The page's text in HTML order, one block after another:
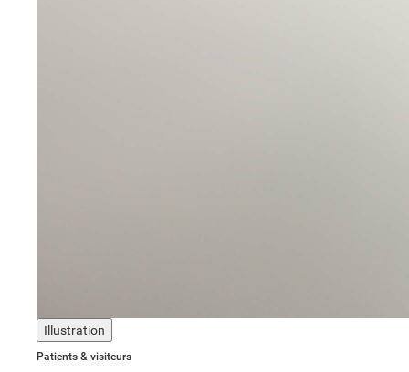
Illustration
Patients & visiteurs